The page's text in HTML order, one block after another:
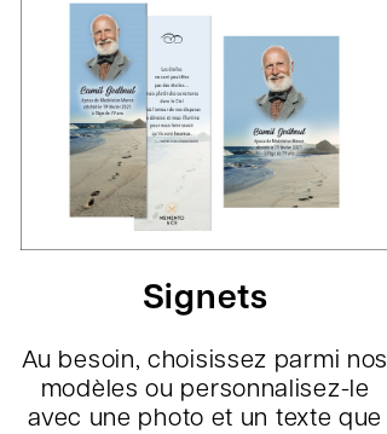
Signets
Au besoin, choisissez parmi nos
modèles ou personnalisez-le
avec une photo et un texte que